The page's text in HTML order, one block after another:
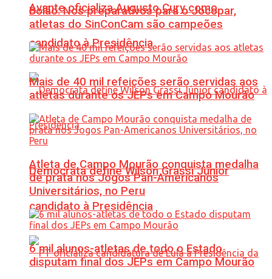
Avante oficializa Augusto Cury como
candidato à Presidência
Democrata define Wilson Grassi Júnior
candidato à Presidência
Bolão: Nos preparativos para o Jocopar,
atletas do SinConCam são campeões
Mais de 40 mil refeições serão servidas aos
atletas durante os JEPs em Campo Mourão
Atleta de Campo Mourão conquista medalha
de prata nos Jogos Pan-Americanos
Universitários, no Peru
6 mil alunos-atletas de todo o Estado
disputam final dos JEPs em Campo Mourão